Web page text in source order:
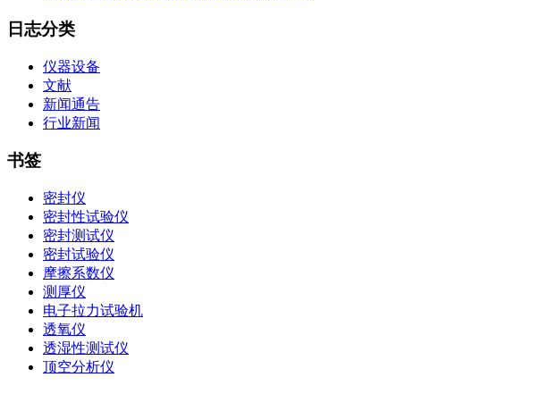
日志分类
仪器设备
文献
新闻通告
行业新闻
书签
密封仪
密封性试验仪
密封测试仪
密封试验仪
摩擦系数仪
测厚仪
电子拉力试验机
透氧仪
透湿性测试仪
顶空分析仪